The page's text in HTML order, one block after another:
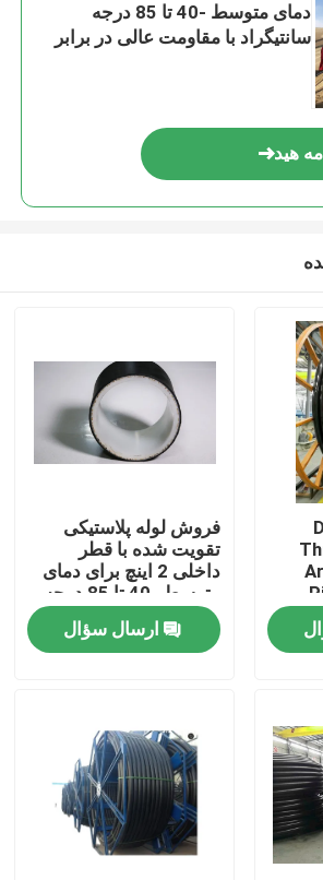
دمای متوسط ​​-40 تا 85 درجه
سانتیگراد با مقاومت عالی در برابر
هید
Inner
فروش لوله پلاستیکی
تقویت شده با قطر
داخلی 2 اینچ برای دمای
متوسط ​​-40 تا 85 درجه
سانتیگراد
ارسال سؤال